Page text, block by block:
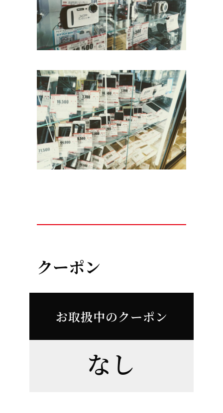
クーポン
お取扱中のクーポン
なし